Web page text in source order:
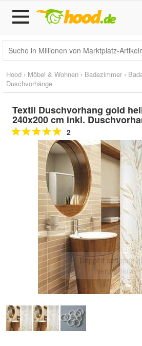
Hood › Möbel & Wohnen › Badezimmer ›
Duschvorhänge
Textil Duschvorhang gold
240x200 cm inkl.
2
Doppelt antippen
vergrößern